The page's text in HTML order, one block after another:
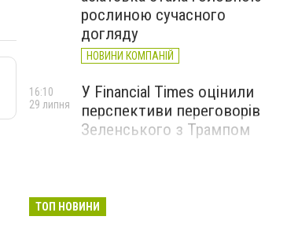
рослиною сучасного
догляду
НОВИНИ КОМПАНІЙ
У Financial Times оцінили
перспективи переговорів
Зеленського з Трампом
16:10
29 липня
ТОП НОВИНИ